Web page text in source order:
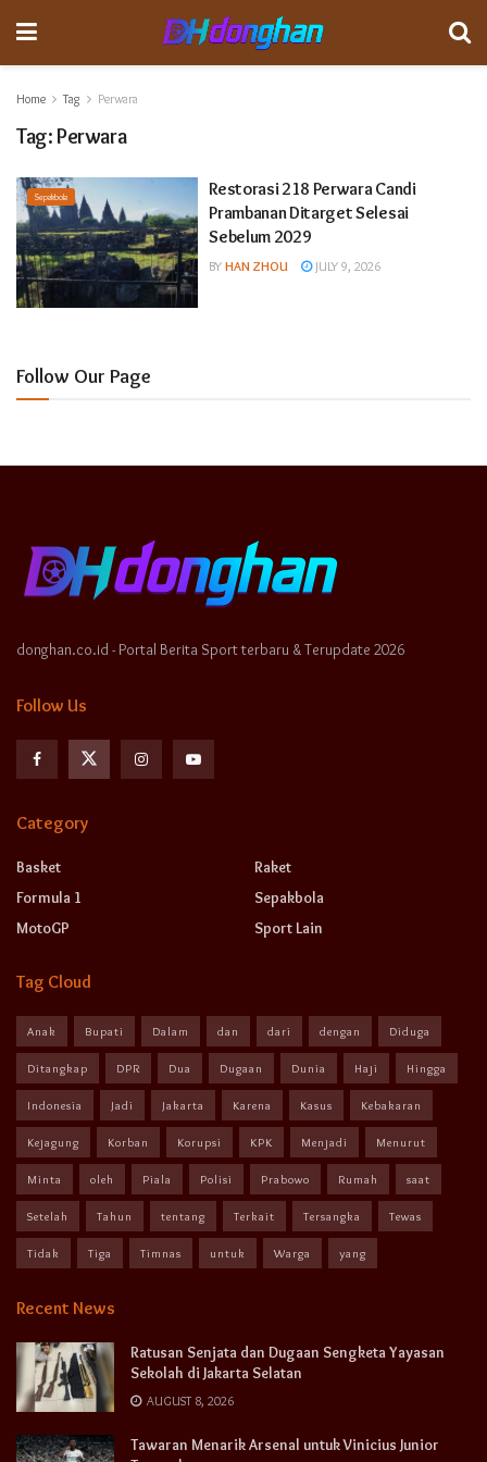
Home Tag Perwara
Tag:Perwara
Sepakbola
Restorasi 218 Perwara Candi
Prambanan Ditarget Selesai
Sebelum 2029
BY HAN ZHOU JULY 9, 2026
Follow Our Page
donghan.co.id - Portal Berita Sport terbaru & Terupdate 2026
Follow Us
Category
Basket
Formula 1
MotoGP
Raket
Sepakbola
Sport Lain
Tag Cloud
Anak Bupati Dalam dan dari dengan Diduga
Ditangkap DPR Dua Dugaan Dunia Haji Hingga
Indonesia Jadi Jakarta Karena Kasus Kebakaran
Kejagung Korban Korupsi KPK Menjadi Menurut
Minta oleh Piala Polisi Prabowo Rumah saat
Setelah Tahun tentang Terkait Tersangka Tewas
Tidak Tiga Timnas untuk Warga yang
Recent News
Ratusan Senjata dan Dugaan Sengketa Yayasan
Sekolah di Jakarta Selatan
AUGUST 8, 2026
Tawaran Menarik Arsenal untuk Vinicius Junior